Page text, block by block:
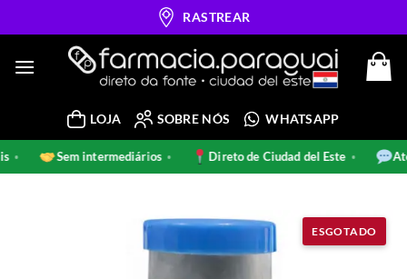
to
RASTREAR
LOJA SOBRE NÓS WHATSAPP
Sem intermediários Direto de Ciudad del Este